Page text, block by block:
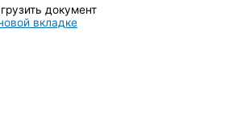
документ
вкладке